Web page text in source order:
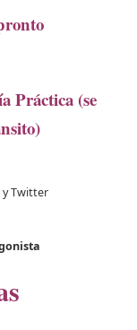
Práctica (se
y Twitter